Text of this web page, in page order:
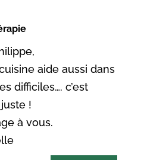
aide aussi dans
difficiles…. c’est
!
à vous.